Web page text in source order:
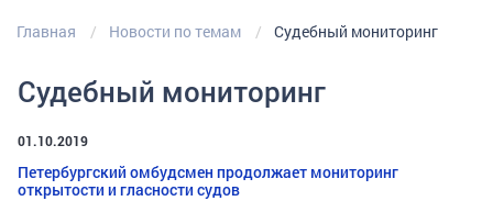
Главная Новости по темам Судебный мониторинг
Судебный мониторинг
01.10.2019
Петербургский омбудсмен продолжает мониторинг
открытости и гласности судов